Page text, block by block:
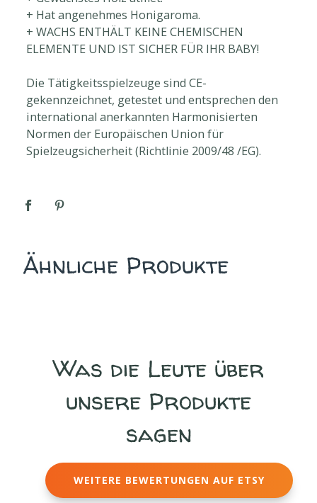
+ Hat angenehmes Honigaroma.
+ WACHS ENTHÄLT KEINE CHEMISCHEN
ELEMENTE UND IST SICHER FÜR IHR BABY!
Die Tätigkeitsspielzeuge sind CE-
gekennzeichnet, getestet und entsprechen den
international anerkannten Harmonisierten
Normen der Europäischen Union für
Spielzeugsicherheit (Richtlinie 2009/48 /EG).
Ähnliche Produkte
Was die Leute über
unsere Produkte
sagen
WEITERE BEWERTUNGEN AUF ETSY